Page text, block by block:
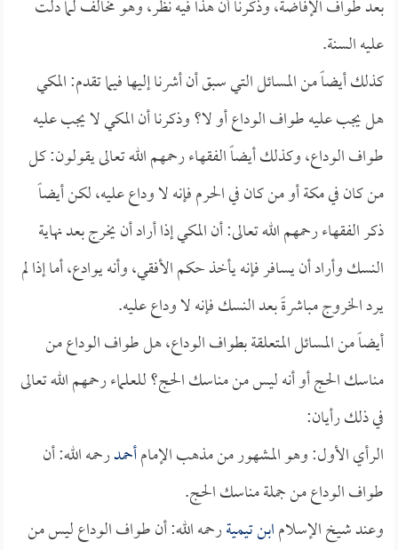
بعد طواف الإفاضة، وذكرنا أن هذا فيه نظر، وهو مخالف لما دلت
عليه السنة.
كذلك أيضاً من المسائل التي سبق أن أشرنا إليها فيما تقدم: المكي
هل يجب عليه طواف الوداع أو لا؟ وذكرنا أن المكي لا يجب عليه
طواف الوداع، وكذلك أيضاً الفقهاء رحمهم الله تعالى يقولون: كل
من كان في مكة أو من كان في الحرم فإنه لا وداع عليه، لكن أيضاً
ذكر الفقهاء رحمهم الله تعالى: أن المكي إذا أراد أن يخرج بعد نهاية
النسك وأراد أن يسافر فإنه يأخذ حكم الأفقي، وأنه يوادع، أما إذا لم
يرد الخروج مباشرةً بعد النسك فإنه لا وداع عليه.
أيضاً من المسائل المتعلقة بطواف الوداع، هل طواف الوداع من
مناسك الحج أو أنه ليس من مناسك الحج؟ للعلماء رحمهم الله تعالى
في ذلك رأيان:
الرأي الأول: وهو المشهور من مذهب الإمامأحمدرحمه الله: أن
طواف الوداع من جملة مناسك الحج.
وعند شيخ الإسلامابن تيميةرحمه الله: أن طواف الوداع ليس من